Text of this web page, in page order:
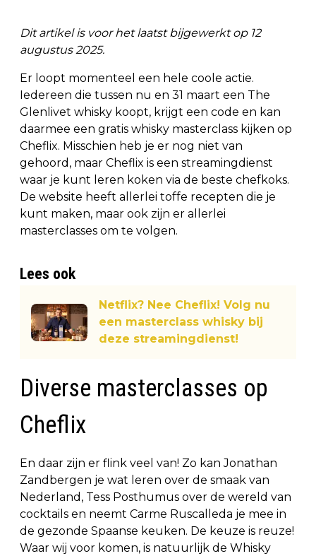
Dit artikel is voor het laatst bijgewerkt op 12
augustus 2025.
Er loopt momenteel een hele coole actie.
Iedereen die tussen nu en 31 maart een The
Glenlivet whisky koopt, krijgt een code en kan
daarmee een gratis whisky masterclass kijken op
Cheflix. Misschien heb je er nog niet van
gehoord, maar Cheflix is een streamingdienst
waar je kunt leren koken via de beste chefkoks.
De website heeft allerlei toffe recepten die je
kunt maken, maar ook zijn er allerlei
masterclasses om te volgen.
Lees ook
Netflix? Nee Cheflix! Volg nu
een masterclass whisky bij
deze streamingdienst!
Diverse masterclasses op
Cheflix
En daar zijn er flink veel van! Zo kan Jonathan
Zandbergen je wat leren over de smaak van
Nederland, Tess Posthumus over de wereld van
cocktails en neemt Carme Ruscalleda je mee in
de gezonde Spaanse keuken. De keuze is reuze!
Waar wij voor komen, is natuurlijk de Whisky